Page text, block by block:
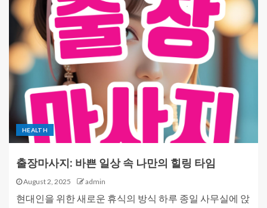
HEALTH
출장마사지: 바쁜 일상 속 나만의 힐링 타임
August 2, 2025 admin
현대인을 위한 새로운 휴식의 방식 하루 종일 사무실에 앉